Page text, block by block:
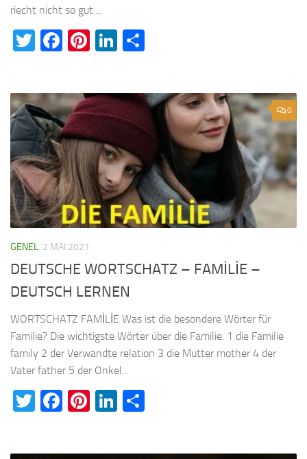
riecht nicht so gut....
Twitter
Facebook
Pinterest
LinkedIn
0
GENEL 2 MAI 2021
DEUTSCHE WORTSCHATZ – FAMİLİE –
DEUTSCH LERNEN
WORTSCHATZ FAMİLİE Was ist die besondere Wörter für
Familie? Die wichtigste Wörter über die Familie. 1 die Familie
family 2 der Verwandte relation 3 die Mutter mother 4 der
Vater father 5 der Onkel...
Twitter
Facebook
Pinterest
LinkedIn